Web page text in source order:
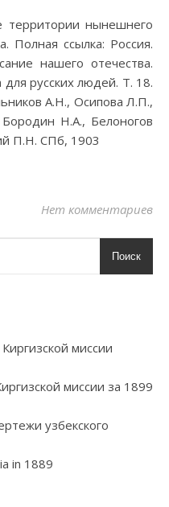
Полная ссылка: Россия.
нашего отечества.
русских людей. Т. 18.
А.Н., Осипова Л.П.,
Н.А., Белоногов
П.Н. СПб, 1903
Нет комментариев
Поиск
миссии
миссии за 1899
узбекского
in 1889